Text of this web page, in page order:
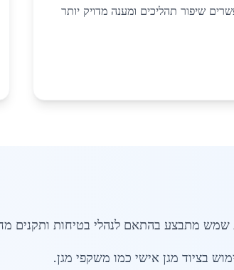
שיפור תהליכים ומענה מדויק יותר
שמש מתבצע בהתאם לנהלי בטיחות ותקנים
בציוד מגן אישי כמו משקפי מגן.